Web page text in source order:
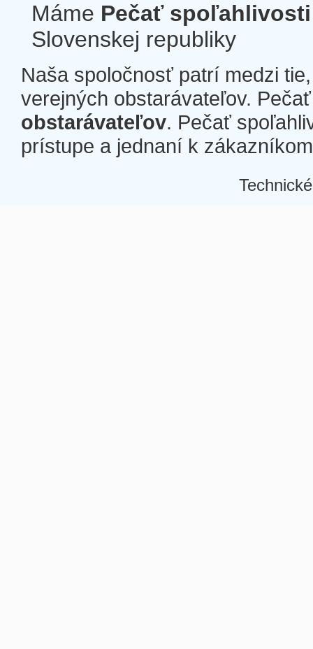
Máme Pečať spoľahlivosti
Slovenskej republiky
Naša spoločnosť patrí medzi
verejných obstarávateľov.
obstarávateľov. Pečať
prístupe a jednaní k